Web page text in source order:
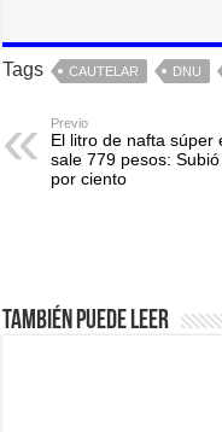
Tags CAUTELAR DNU
Previo
El litro de nafta súper
sale 779 pesos:
por ciento
También puede leer